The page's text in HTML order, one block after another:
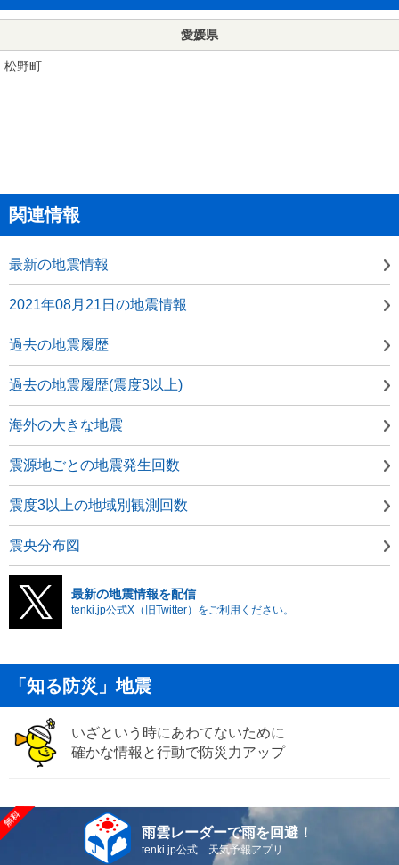
愛媛県
松野町
関連情報
最新の地震情報
2021年08月21日の地震情報
過去の地震履歴
過去の地震履歴(震度3以上)
海外の大きな地震
震源地ごとの地震発生回数
震度3以上の地域別観測回数
震央分布図
最新の地震情報を配信
tenki.jp公式X（旧Twitter）をご利用ください。
「知る防災」地震
いざという時にあわてないために
確かな情報と行動で防災力アップ
雨雲レーダーで雨を回避！
tenki.jp公式 天気予報アプリ